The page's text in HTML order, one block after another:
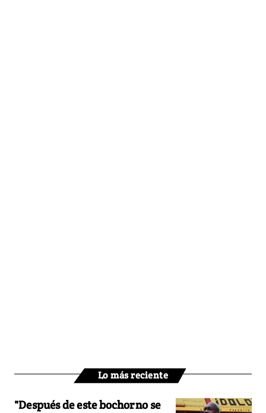
Lo más reciente
"Después de este bochorno se